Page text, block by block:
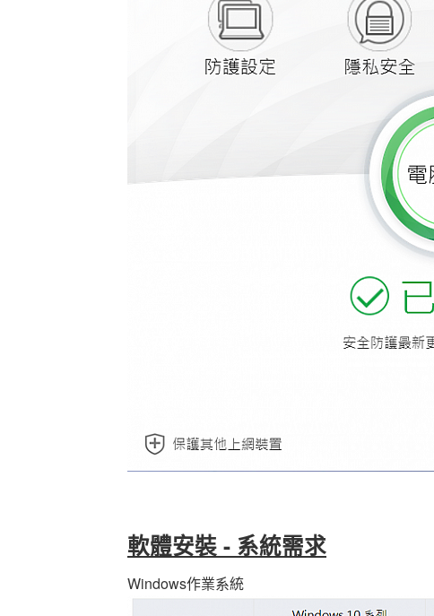
軟體安裝 - 系統需求
Windows作業系統